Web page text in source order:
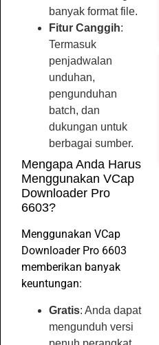
banyak format file.
Fitur Canggih:
Termasuk
penjadwalan
unduhan,
pengunduhan
batch, dan
dukungan untuk
berbagai sumber.
Mengapa Anda Harus
Menggunakan VCap
Downloader Pro
6603?
Menggunakan VCap
Downloader Pro 6603
memberikan banyak
keuntungan:
Gratis: Anda dapat
mengunduh versi